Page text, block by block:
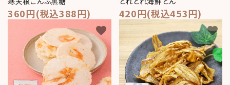
360円(税込388円) 420円(税込453円)
favorite favorite